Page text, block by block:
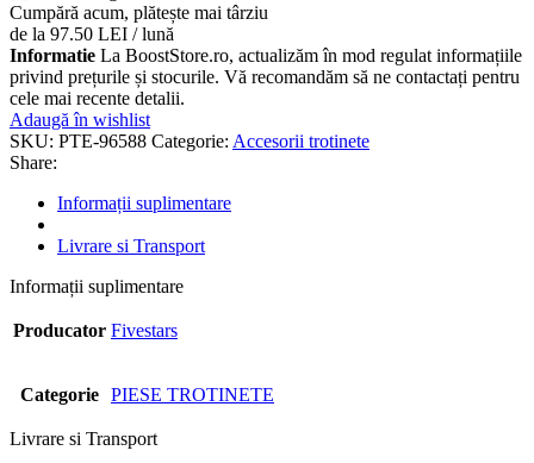
Cumpără acum, plătește mai târziu
de la 97.50 LEI / lună
Informatie La BoostStore.ro, actualizăm în mod regulat informațiile
privind prețurile și stocurile. Vă recomandăm să ne contactați pentru
cele mai recente detalii.
Adaugă în wishlist
SKU: PTE-96588 Categorie: Accesorii trotinete
Share:
Informații suplimentare
Livrare si Transport
Informații suplimentare
Producator Fivestars
Categorie PIESE TROTINETE
Livrare si Transport